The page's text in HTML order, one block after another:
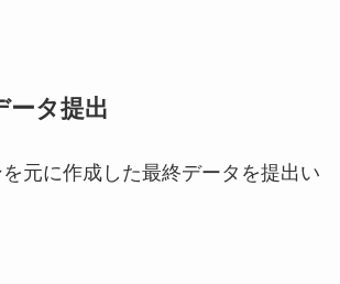
ータ提出
元に作成した最終データを提出い